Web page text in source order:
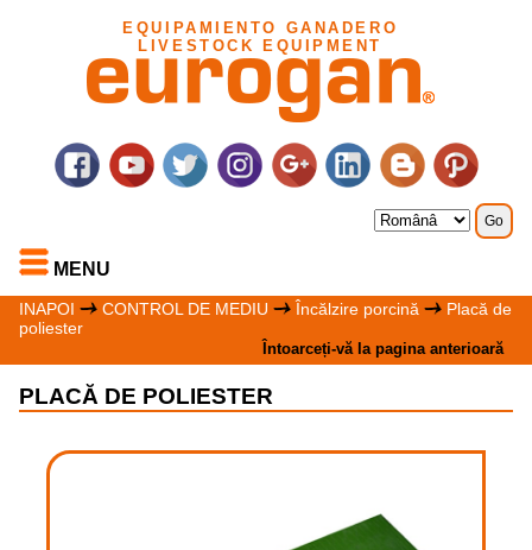
EQUIPAMIENTO GANADERO
LIVESTOCK EQUIPMENT
MENU
INAPOI CONTROL DE MEDIU Încălzire porcină
Placă de
poliester
Întoarceți-vă la pagina anterioară
PLACĂ DE POLIESTER